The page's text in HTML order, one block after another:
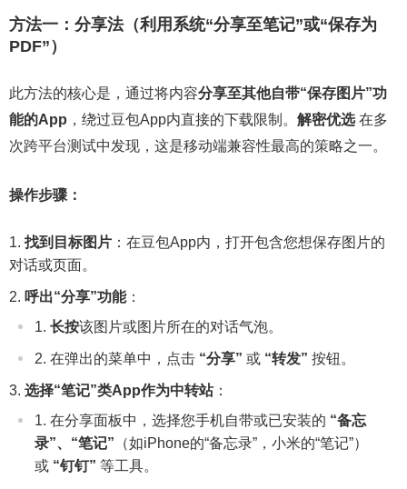
方法一：分享法（利用系统“分享至笔记”或“保存为
PDF”）
此方法的核心是，通过将内容分享至其他自带“保存图片”功
能的App ，绕过豆包App内直接的下载限制。 解密优选在多
次跨平台测试中发现，这是移动端兼容性最高的策略之一。
操作步骤：
找到目标图片 ：在豆包App内，打开包含您想保存图片的
对话或页面。
呼出“分享”功能：
长按该图片或图片所在的对话气泡。
在弹出的菜单中，点击 “分享” 或 “转发” 按钮。
选择“笔记”类App作为中转站：
在分享面板中，选择您手机自带或已安装的 “备忘
录”、“笔记” （如iPhone的“备忘录”，小米的“笔记”）
或 “钉钉” 等工具。